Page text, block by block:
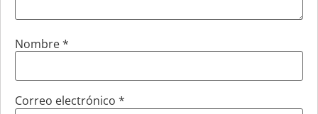
Nombre*
Correo electrónico *